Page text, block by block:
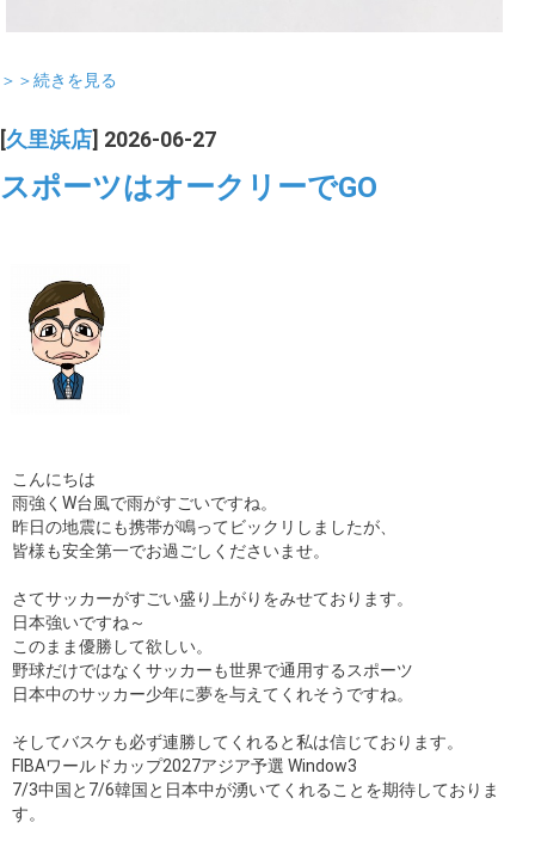
＞＞続きを見る
[久里浜店] 2026-06-27
スポーツはオークリーでGO
こんにちは
雨強くW台風で雨がすごいですね。
昨日の地震にも携帯が鳴ってビックリしましたが、
皆様も安全第一でお過ごしくださいませ。
さてサッカーがすごい盛り上がりをみせております。
日本強いですね～
このまま優勝して欲しい。
野球だけではなくサッカーも世界で通用するスポーツ
日本中のサッカー少年に夢を与えてくれそうですね。
そしてバスケも必ず連勝してくれると私は信じております。
FIBAワールドカップ2027アジア予選 Window3
7/3中国と7/6韓国と日本中が湧いてくれることを期待しておりま
す。